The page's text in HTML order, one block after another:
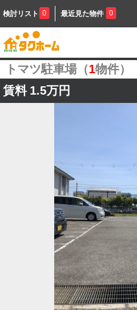
検討リスト 0 最近見た物件 0
トマツ駐車場（1物件）
賃料 1.5万円